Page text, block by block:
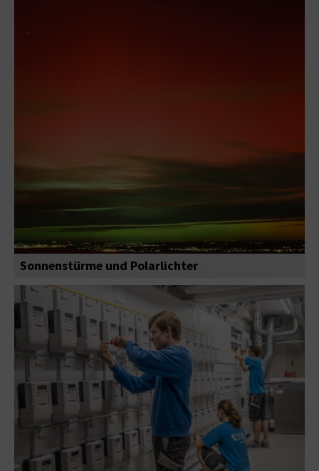
Sonnenstürme und Polarlichter